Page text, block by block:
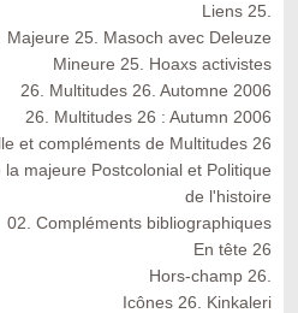
Liens 25.
Majeure 25. Masoch avec Deleuze
Mineure 25. Hoaxs activistes
26. Multitudes 26. Automne 2006
26. Multitudes 26 : Autumn 2006
et compléments de Multitudes 26
majeure Postcolonial et Politique
de l'histoire
02. Compléments bibliographiques
En tête 26
Hors-champ 26.
Icônes 26. Kinkaleri